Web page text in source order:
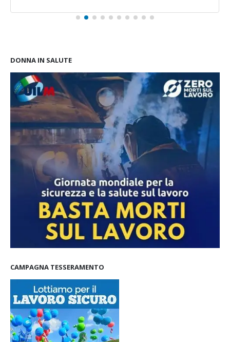
DONNA IN SALUTE
CAMPAGNA TESSERAMENTO